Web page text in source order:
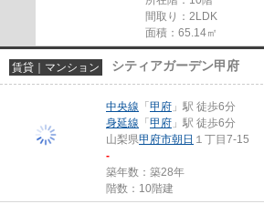
間取り：2LDK
面積：65.14㎡
賃貸｜マンション シティアガーデン甲府
中央線 「 甲府 」駅 徒歩6分
身延線 「 甲府 」駅 徒歩6分
山梨県甲府市朝日 １丁目7-15
-
築年数：築28年
階数：10階建